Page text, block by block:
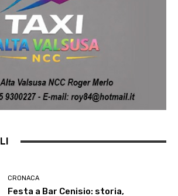
CRONACA
Festa a Bar Cenisio: storia,